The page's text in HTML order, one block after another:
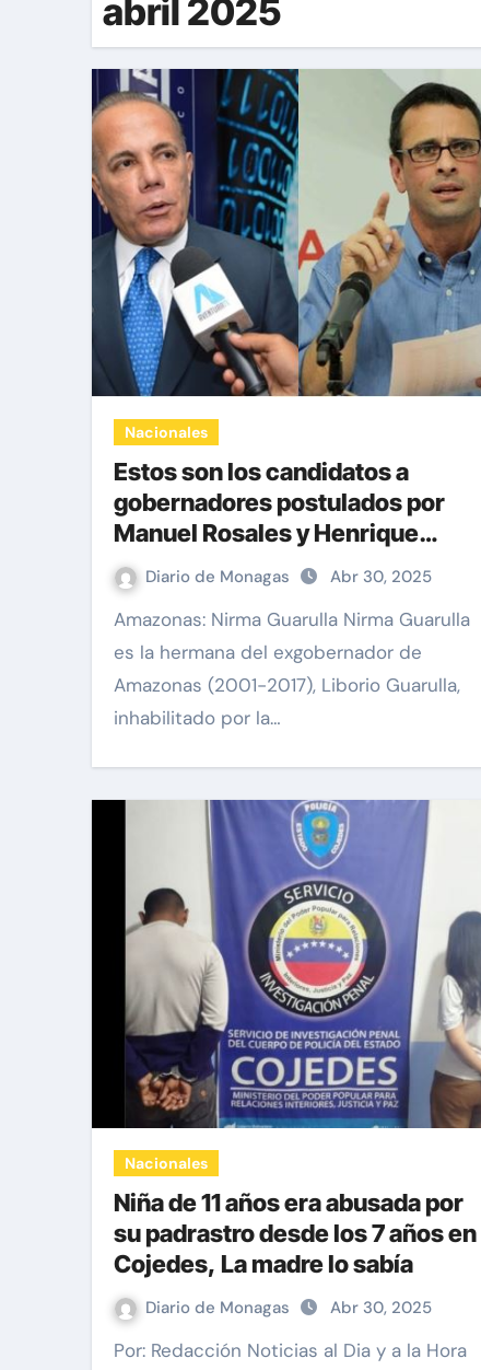
abril 2025
Nacionales
Estos son los candidatos a
gobernadores postulados por
Manuel Rosales y Henrique
Capriles
Diario de Monagas Abr 30, 2025
Amazonas: Nirma Guarulla Nirma Guarulla
es la hermana del exgobernador de
Amazonas (2001-2017), Liborio Guarulla,
inhabilitado por la…
Nacionales
Niña de 11 años era abusada por
su padrastro desde los 7 años en
Cojedes, La madre lo sabía
Diario de Monagas Abr 30, 2025
Por: Redacción Noticias al Dia y a la Hora